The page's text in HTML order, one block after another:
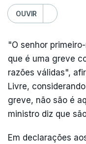
OUVIR
"O senhor
que é uma greve
razões válidas",
Livre,
greve, não são é
ministro diz que
Em declarações